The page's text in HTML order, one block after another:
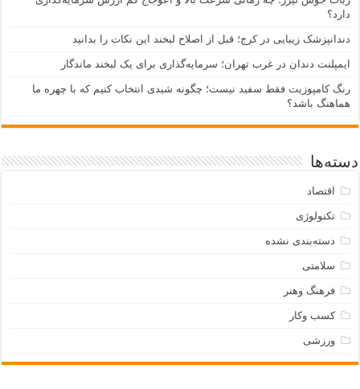
دارد؟
دندانپزشک زیبایی در کرج؛ قبل از اصلاح لبخند این نکات را بدانید
ایمپلنت دندان در غرب تهران؛ سرمایه‌گذاری برای یک لبخند ماندگار
رنگ کامپوزیت فقط سفید نیست؛ چگونه شیدی انتخاب کنیم که با چهره ما
هماهنگ باشد؟
دسته‌ها
اقتصاد
تکنولوژی
دسته‌بندی نشده
سلامتی
فرهنگ وهنر
کسب وکار
ورزشی